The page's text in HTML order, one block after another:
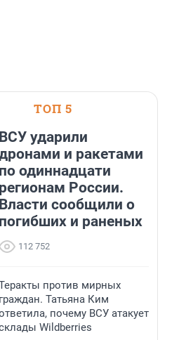
ТОП 5
ВСУ ударили
и ракетами
по одиннадцати
регионам России.
Власти сообщили о
погибших и раненых
112 752
против мирных
граждан. Татьяна Ким
почему ВСУ атакует
Wildberries